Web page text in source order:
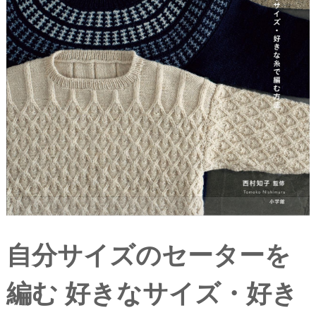
自分サイズのセーターを
編む 好きなサイズ・好き